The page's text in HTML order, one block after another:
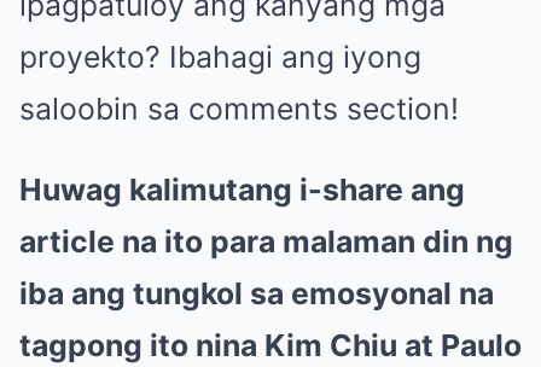
proyekto? Ibahagi ang iyong
saloobin sa comments section!
Huwag kalimutang i-share ang
article na ito para malaman din ng
iba ang tungkol sa emosyonal na
tagpong ito nina Kim Chiu at Paulo